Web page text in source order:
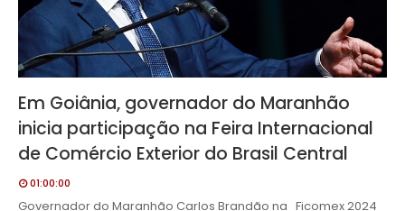
Em Goiânia, governador do Maranhão
inicia participação na Feira Internacional
de Comércio Exterior do Brasil Central
01:00:00
Governador do Maranhão Carlos Brandão na Ficomex 2024